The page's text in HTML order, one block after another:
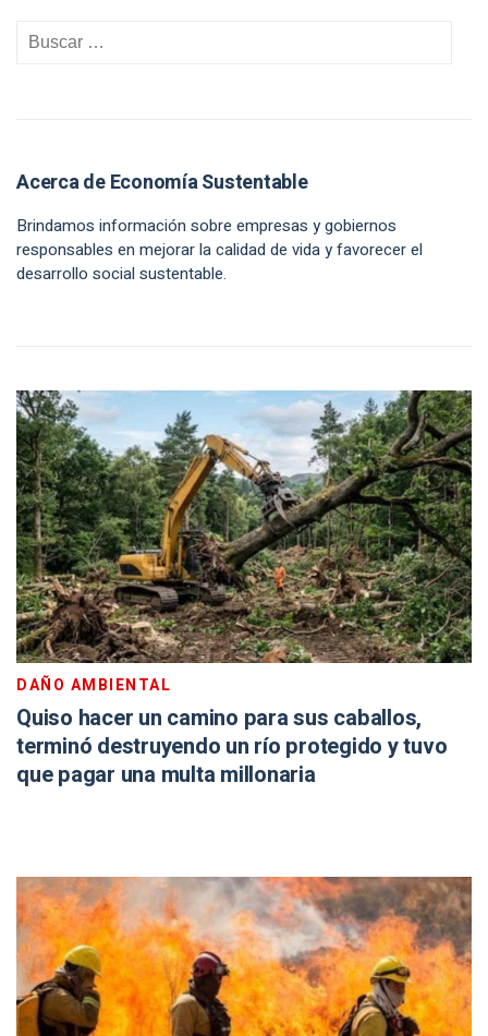
Acerca de Economía Sustentable
Brindamos información sobre empresas y gobiernos
responsables en mejorar la calidad de vida y favorecer el
desarrollo social sustentable.
DAÑO AMBIENTAL
Quiso hacer un camino para sus caballos,
terminó destruyendo un río protegido y tuvo
que pagar una multa millonaria